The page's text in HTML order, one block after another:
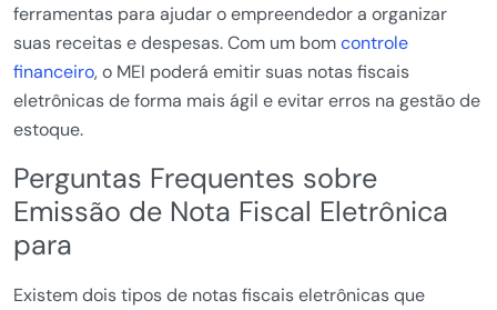
ferramentas para ajudar o empreendedor a organizar
suas receitas e despesas. Com um bomcontrole
financeiro, o MEI poderá emitir suas notas fiscais
eletrônicas de forma mais ágil e evitar erros na gestão de
estoque.
Perguntas Frequentes sobre
Emissão de Nota Fiscal Eletrônica
para
Existem dois tipos de notas fiscais eletrônicas que